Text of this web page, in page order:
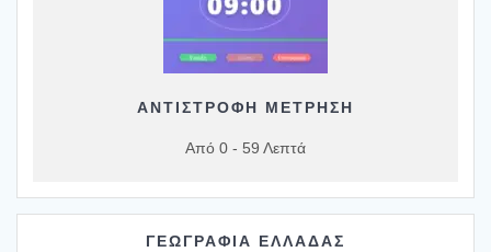
ΑΝΤΙΣΤΡΟΦΗ ΜΕΤΡΗΣΗ
Από 0 - 59 Λεπτά
ΓΕΩΓΡΑΦΙΑ ΕΛΛΑΔΑΣ